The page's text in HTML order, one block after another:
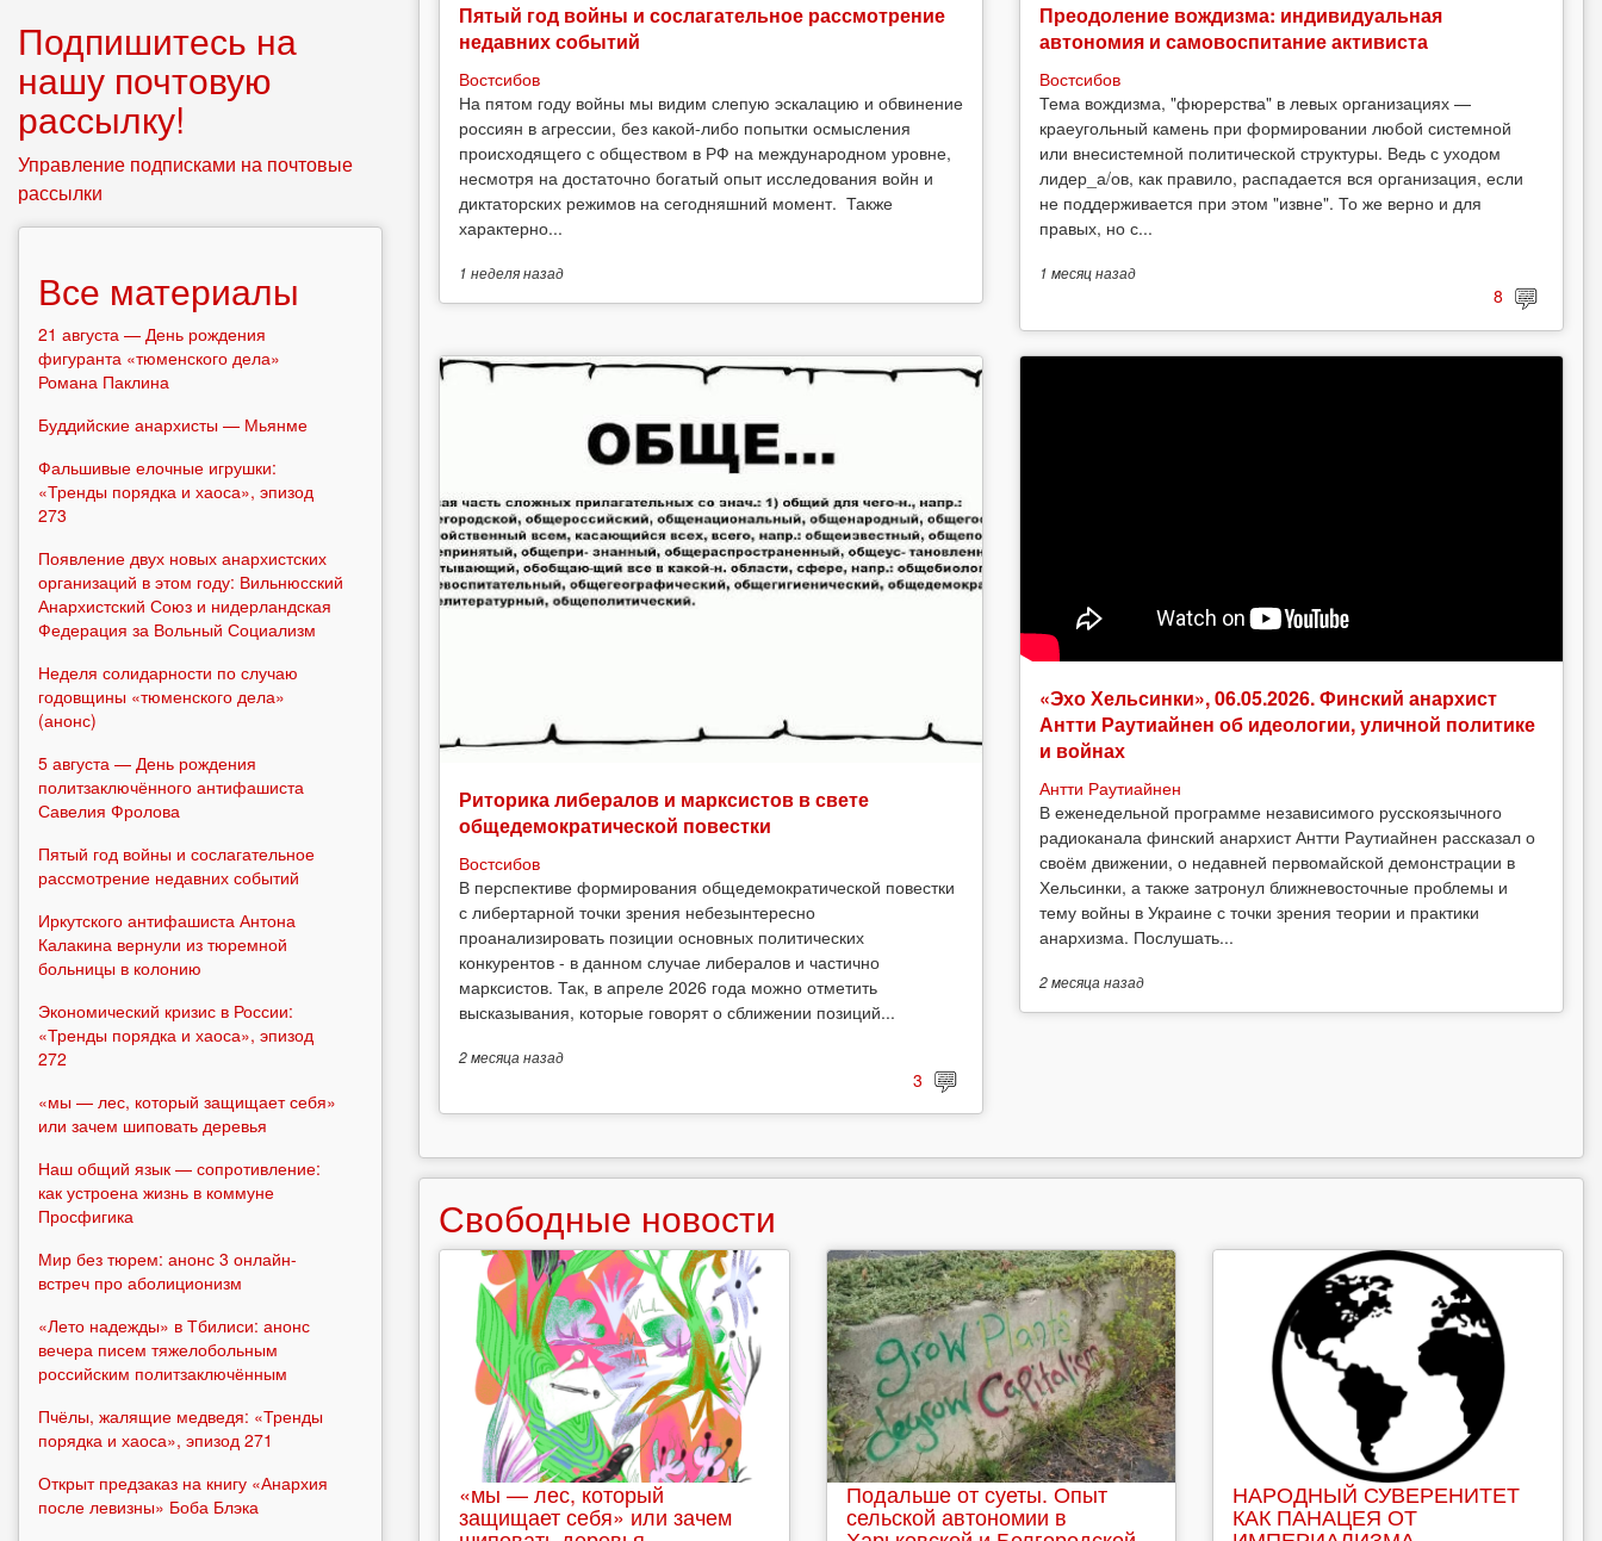
Пятый год войны и сослагательное рассмотрение
недавних событий
Востсибов
На пятом году войны мы видим слепую эскалацию и обвинение
россиян в агрессии, без какой-либо попытки осмысления
происходящего с обществом в РФ на международном уровне,
несмотря на достаточно богатый опыт исследования войн и
диктаторских режимов на сегодняшний момент. Также
характерно...
1 неделяназад
Преодоление вождизма: индивидуальная
автономия и самовоспитание активиста
Востсибов
Тема вождизма, "фюрерства" в левых организациях —
краеугольный камень при формировании любой системной
или внесистемной политической структуры. Ведь с уходом
лидер_а/ов, как правило, распадается вся организация, если
не поддерживается при этом "извне". То же верно и для
правых, но с...
1 месяцназад
8
Риторика либералов и марксистов в свете
общедемократической повестки
Востсибов
В перспективе формирования общедемократической повестки
с либертарной точки зрения небезынтересно
проанализировать позиции основных политических
конкурентов - в данном случае либералов и частично
марксистов. Так, в апреле 2026 года можно отметить
высказывания, которые говорят о сближении позиций...
2 месяца назад
3
«Эхо Хельсинки», 06.05.2026. Финский анархист
Антти Раутиайнен об идеологии, уличной политике
и войнах
Антти Раутиайнен
В еженедельной программе независимого русскоязычного
радиоканала финский анархист Антти Раутиайнен рассказал о
своём движении, о недавней первомайской демонстрации в
Хельсинки, а также затронул ближневосточные проблемы и
тему войны в Украине с точки зрения теории и практики
анархизма. Послушать...
2 месяца назад
Свободные новости
«мы — лес, который
защищает себя» или зачем
Подальше от суеты. Опыт
сельской автономии в
НАРОДНЫЙ СУВЕРЕНИТЕТ
КАК ПАНАЦЕЯ ОТ
Подпишитесь на
нашу почтовую
рассылку!
Управление подписками на почтовые
рассылки
Все материалы
21 августа — День рождения
фигуранта «тюменского дела»
Романа Паклина
Буддийские анархисты — Мьянме
Фальшивые елочные игрушки:
«Тренды порядка и хаоса», эпизод
273
Появление двух новых анархистских
организаций в этом году: Вильнюсский
Анархистский Союз и нидерландская
Федерация за Вольный Социализм
Неделя солидарности по случаю
годовщины «тюменского дела»
(анонс)
5 августа — День рождения
политзаключённого антифашиста
Савелия Фролова
Пятый год войны и сослагательное
рассмотрение недавних событий
Иркутского антифашиста Антона
Калакина вернули из тюремной
больницы в колонию
Экономический кризис в России:
«Тренды порядка и хаоса», эпизод
272
«мы — лес, который защищает себя»
или зачем шиповать деревья
Наш общий язык — сопротивление:
как устроена жизнь в коммуне
Просфигика
Мир без тюрем: анонс 3 онлайн-
встреч про аболиционизм
«Лето надежды» в Тбилиси: анонс
вечера писем тяжелобольным
российским политзаключённым
Пчёлы, жалящие медведя: «Тренды
порядка и хаоса», эпизод 271
Открыт предзаказ на книгу «Анархия
после левизны» Боба Блэка